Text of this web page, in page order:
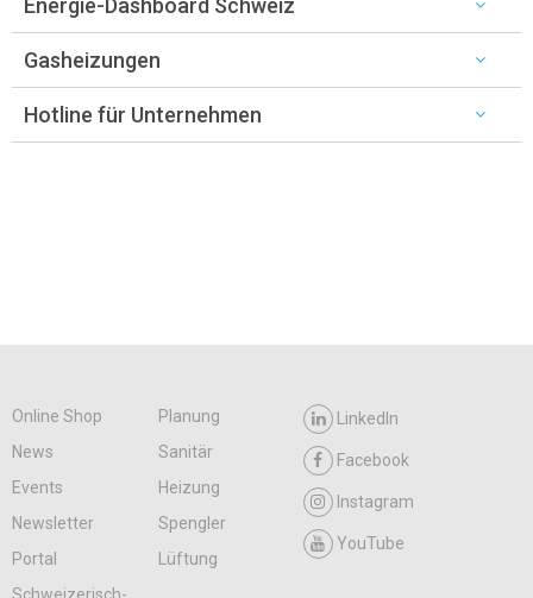
Gasheizungen
Hotline für Unternehmen
Online Shop
Planung
News
Sanitär
Events
Heizung
Newsletter
Spengler
Portal
Lüftung
LinkedIn
Facebook
Instagram
YouTube
Schweizerisch-